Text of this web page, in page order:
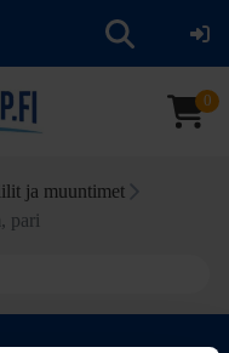
0
ja muuntimet
pari